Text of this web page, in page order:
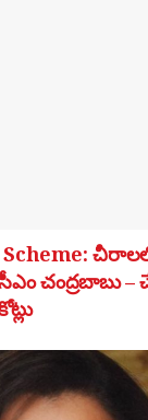
చంద్రబాబు –